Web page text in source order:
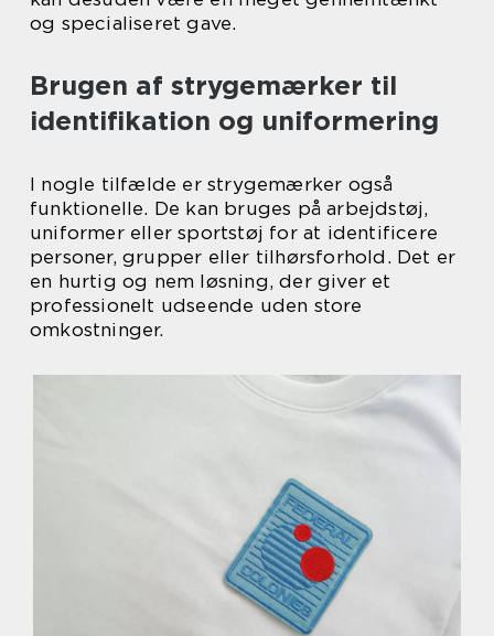
og specialiseret gave.
Brugen af strygemærker til
identifikation og uniformering
I nogle tilfælde er strygemærker også
funktionelle. De kan bruges på arbejdstøj,
uniformer eller sportstøj for at identificere
personer, grupper eller tilhørsforhold. Det er
en hurtig og nem løsning, der giver et
professionelt udseende uden store
omkostninger.